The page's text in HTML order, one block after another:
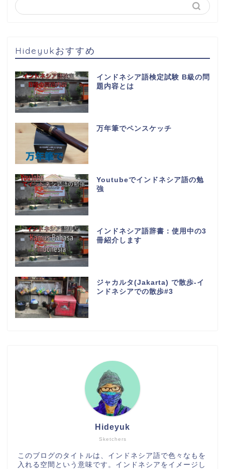
Hideyukおすすめ
インドネシア語検定試験 B級の問
題内容とは
万年筆でペンスケッチ
Youtubeでインドネシア語の勉
強
インドネシア語辞書：使用中の3
冊紹介します
ジャカルタ(Jakarta) で散歩-イ
ンドネシアでの散歩#3
Sketchers
Hideyuk
このブログのタイトルは、インドネシア語で色々なもを
入れる空間という意味です。インドネシアをイメージし